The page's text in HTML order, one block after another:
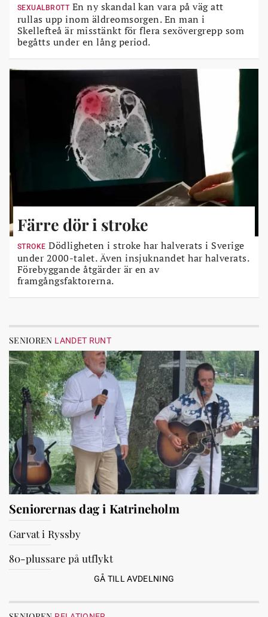
SEXUALBROTT En ny skandal kan vara på väg att
rullas upp inom äldreomsorgen. En man i
Skellefteå är misstänkt för flera sexövergrepp som
begåtts under en lång period.
Färre dör i stroke
STROKE Dödligheten i stroke har halverats i Sverige
under 2000-talet. Även insjuknandet har halverats.
Förebyggande åtgärder är en av
framgångsfaktorerna.
SENIOREN LANDET RUNT
Seniorernas dag i Katrineholm
Garvat i Ryssby
80-plussare på utflykt
GÅ TILL AVDELNING